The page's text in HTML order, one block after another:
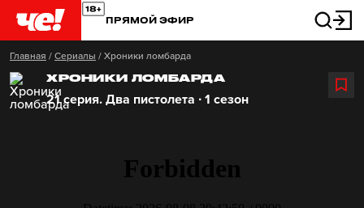
ПРЯМОЙ ЭФИР
Главная / Сериалы / Хроники ломбарда
ХРОНИКИ ЛОМБАРДА
21 серия. Два пистолета ∙ 1 сезон